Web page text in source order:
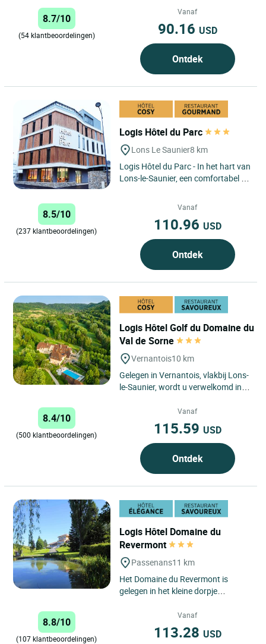
Logis Hôtel Le Grill...
8.7/10
(54 klantbeoordelingen)
Vanaf
90.16 USD
Ontdek
Logis Hôtel du Parc
Lons Le Saunier8 km
Logis Hôtel du Parc - In het hart van
Lons-le-Saunier, een comfortabel en
ontspanning, werk...
8.5/10
(237 klantbeoordelingen)
Vanaf
110.96 USD
Ontdek
Logis Hôtel Golf du Domaine du
Val de Sorne
Vernantois10 km
Gelegen in Vernantois, vlakbij Lons-
le-Saunier, wordt u verwelkomd in
aan de voet van...
8.4/10
(500 klantbeoordelingen)
Vanaf
115.59 USD
Ontdek
Logis Hôtel Domaine du
Revermont
Passenans11 km
Het Domaine du Revermont is
gelegen in het kleine dorpje
weilanden. Dit droomhuis, met
8.8/10
(107 klantbeoordelingen)
Vanaf
113.28 USD